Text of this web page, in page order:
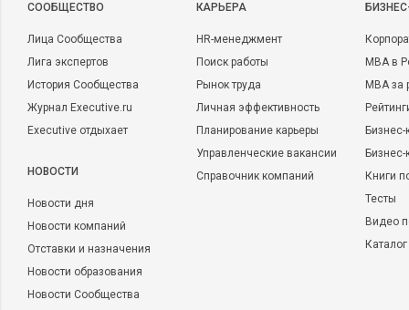
CООБЩЕСТВО
Лица Сообщества
Лига экспертов
История Сообщества
Журнал Executive.ru
Executive отдыхает
НОВОСТИ
Новости дня
Новости компаний
Отставки и назначения
Новости образования
Новости Сообщества
КАРЬЕРА
HR-менеджмент
Поиск работы
Рынок труда
Личная эффективность
Планирование карьеры
Управленческие вакансии
Справочник компаний
MBA в
MBA
Бизнес-
Книги
Тесты
Видео